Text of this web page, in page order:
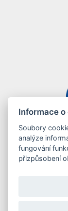
Informace
Soubory
analýze
fungování
přizpůsobení